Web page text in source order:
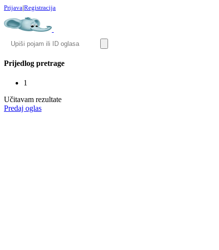
Prijava|Registracija
Prijedlog pretrage
1
Učitavam rezultate
Predaj oglas